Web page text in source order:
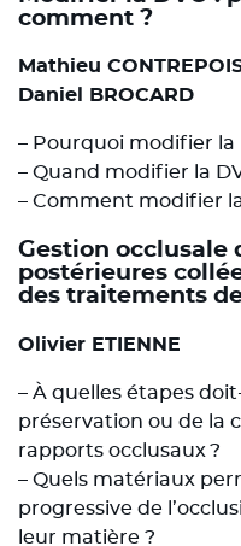
comment ?
Mathieu
Daniel BROCARD
– Pourquoi modifier la
– Quand modifier la
– Comment modifier la
Gestion occlusale
postérieures
des traitements
Olivier ETIENNE
– À quelles étapes
préservation ou de la
rapports occlusaux ?
– Quels matériaux
progressive de
leur matière ?